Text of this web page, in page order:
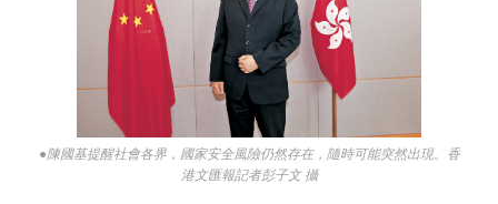
●陳國基提醒社會各界，國家安全風險仍然存在，隨時可能突然出現。香
港文匯報記者彭子文 攝